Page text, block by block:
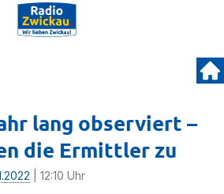
lang observiert –
die Ermittler zu
| 12:10 Uhr